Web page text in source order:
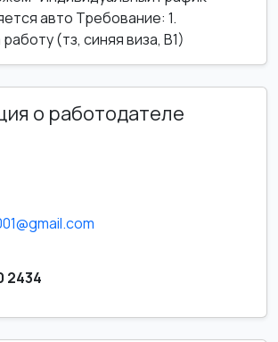
авто Требование: 1.
(тз, синяя виза, В1)
о работодателе
2434